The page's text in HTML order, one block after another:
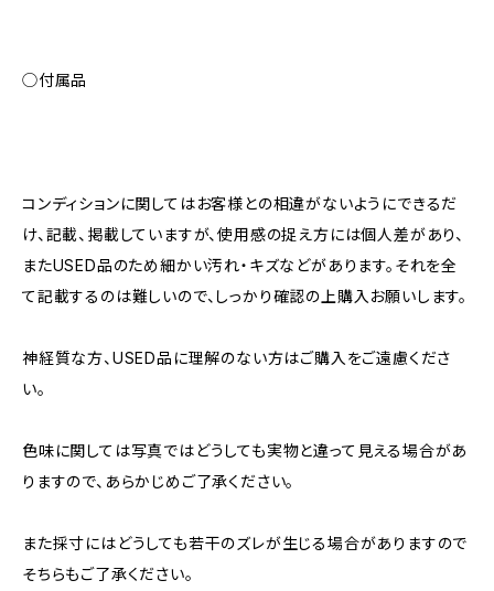
◯付属品
コンディションに関してはお客様との相違がないようにできるだ
け、記載、掲載していますが、使用感の捉え方には個人差があり、
またUSED品のため細かい汚れ・キズなどがあります。それを全
て記載するのは難しいので、しっかり確認の上購入お願いします。
神経質な方、USED品に理解のない方はご購入をご遠慮くださ
い。
色味に関しては写真ではどうしても実物と違って見える場合があ
りますので、あらかじめご了承ください。
また採寸にはどうしても若干のズレが生じる場合がありますので
そちらもご了承ください。